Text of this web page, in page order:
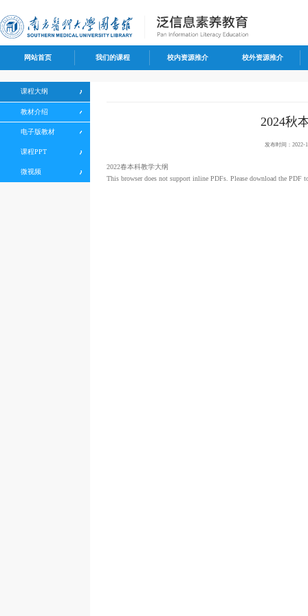
网站首页 我们的课程 校内资源推介 校外资源推介
2024秋
发布时间：2022-
2022春本科教学大纲
This browser does not support inline PDFs. Please download the PDF
课程大纲
教材介绍
电子版教材
课程PPT
微视频